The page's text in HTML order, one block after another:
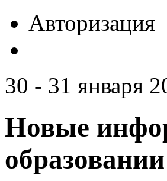
Авторизация
30 - 31 января
Новые